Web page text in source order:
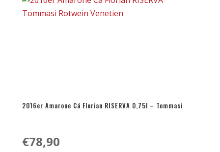
2016er Amarone Cá Florian RISERVA 0,75l – Tommasi
€78,90